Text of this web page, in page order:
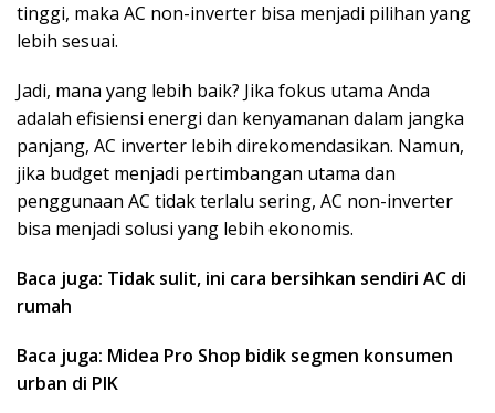
tinggi, maka AC non-inverter bisa menjadi pilihan yang
lebih sesuai.
Jadi, mana yang lebih baik? Jika fokus utama Anda
adalah efisiensi energi dan kenyamanan dalam jangka
panjang, AC inverter lebih direkomendasikan. Namun,
jika budget menjadi pertimbangan utama dan
penggunaan AC tidak terlalu sering, AC non-inverter
bisa menjadi solusi yang lebih ekonomis.
Baca juga: Tidak sulit, ini cara bersihkan sendiri AC di
rumah
Baca juga: Midea Pro Shop bidik segmen konsumen
urban di PIK